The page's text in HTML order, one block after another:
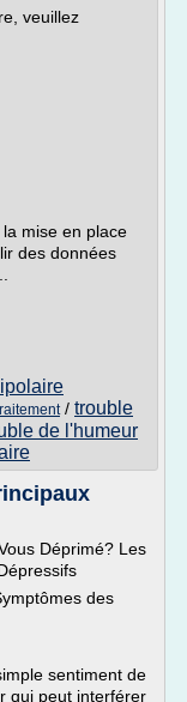
veuillez
mise en place
des données
/ trouble
de l'humeur
Déprimé? Les
des
sentiment de
qui peut interférer